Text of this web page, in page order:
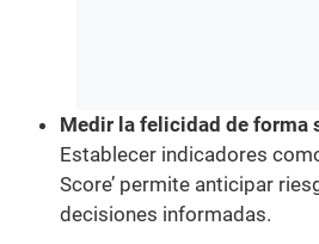
Medir la felicidad de forma
Establecer indicadores
Score’ permite anticipar
decisiones informadas.